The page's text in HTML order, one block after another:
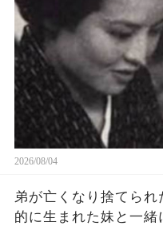
た。 女性は呆れて席に
2026/08/04
弟が亡くなり捨てら
的に生まれた妹と一